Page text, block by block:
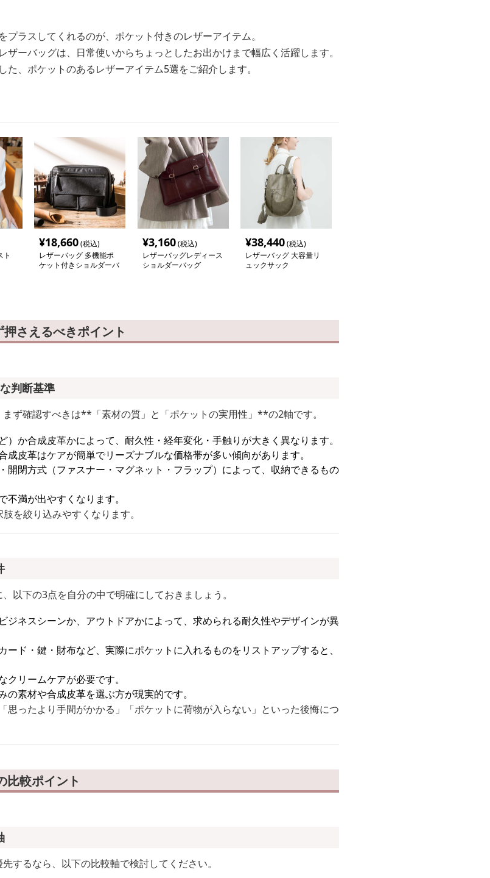
ラスしてくれるのが、ポケット付きのレザーアイテム。
ーバッグは、日常使いからちょっとしたお出かけまで幅広く活躍します。
、ポケットのあるレザーアイテム5選をご紹介します。
ト
¥18,660(税込)
レザーバッグ 多機能ポ
ケット付きショルダーバ
¥3,160(税込)
レザーバッグレディース
ショルダーバッグ
¥38,440(税込)
レザーバッグ 大容量リ
ュックサック
さえるべきポイント
判断基準
ず確認すべきは**「素材の質」と「ポケットの実用性」**の2軸です。
）か合成皮革かによって、耐久性・経年変化・手触りが大きく異なります。
皮革はケアが簡単でリーズナブルな価格帯が多い傾向があります。
開閉方式（ファスナー・マグネット・フラップ）によって、収納できるもの
満が出やすくなります。
を絞り込みやすくなります。
以下の3点を自分の中で明確にしておきましょう。
ジネスシーンか、アウトドアかによって、求められる耐久性やデザインが異
ード・鍵・財布など、実際にポケットに入れるものをリストアップすると、
クリームケアが必要です。
素材や合成皮革を選ぶ方が現実的です。
思ったより手間がかかる」「ポケットに荷物が入らない」といった後悔につ
比較ポイント
するなら、以下の比較軸で検討してください。